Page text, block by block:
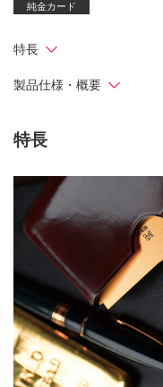
純金カード
特長
製品仕様・概要
特長